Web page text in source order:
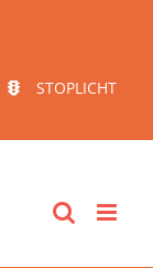
STOPLICHT